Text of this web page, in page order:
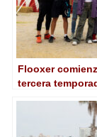
Flooxer
tercera